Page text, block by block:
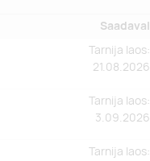
Saadaval
Tarnija laos:
21.08.2026
Tarnija laos:
3.09.2026
Tarnija laos: